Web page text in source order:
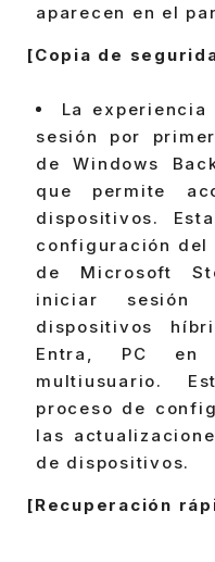
aparecen en el
[Copia de
La
sesión por
de Windows
que permite
dispositivos.
configuración del
de Microsoft
iniciar
dispositivos
Entra, PC
multiusuario.
proceso de
las
de dispositivos.
[Recuperación